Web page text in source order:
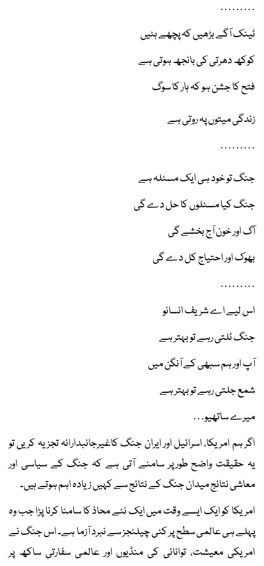
………
ٹینک آگے بڑھیں کہ پچھے ہٹیں
کوکھ دھرتی کی بانجھ ہوتی ہے
فتح کا جشن ہو کہ ہار کا سوگ
زندگی میتوں پہ روتی ہے
………
جنگ تو خود ہی ایک مسئلہ ہے
جنگ کیا مسئلوں کا حل دے گی
آگ اور خون آج بخشے گی
بھوک اور احتیاج کل دے گی
………
اس لیے اے شریف انسانو
جنگ ٹلتی رہے تو بہتر ہے
آپ اور ہم سبھی کے آنگن میں
شمع جلتی رہے تو بہتر ہے
میرے ساتھیو…
اگر ہم امریکا، اسرائیل اور ایران جنگ کاغیرجانبدارانہ تجزیہ کریں تو
یہ حقیقت واضح طورپر سامنے آتی ہے کہ جنگ کے سیاسی اور
معاشی نتائج میدان جنگ کے نتائج سے کہیں زیادہ اہم ہوتے ہیں۔
امریکا کو ایک ایسے وقت میں ایک نئے محاذ کا سامنا کرنا پڑا جب وہ
پہلے ہی عالمی سطح پر کئی چیلنجز سے نبرد آزما ہے۔ اس جنگ نے
امریکی معیشت، توانائی کی منڈیوں اور عالمی سفارتی ساکھ پر